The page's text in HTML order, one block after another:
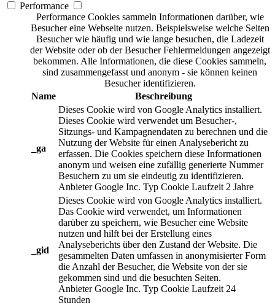
Performance
Performance Cookies sammeln Informationen darüber, wie
Besucher eine Webseite nutzen. Beispielsweise welche Seiten
Besucher wie häufig und wie lange besuchen, die Ladezeit
der Website oder ob der Besucher Fehlermeldungen angezeigt
bekommen. Alle Informationen, die diese Cookies sammeln,
sind zusammengefasst und anonym - sie können keinen
Besucher identifizieren.
Name
Beschreibung
_ga
Dieses Cookie wird von Google Analytics installiert.
Dieses Cookie wird verwendet um Besucher-,
Sitzungs- und Kampagnendaten zu berechnen und die
Nutzung der Website für einen Analysebericht zu
erfassen. Die Cookies speichern diese Informationen
anonym und weisen eine zufällig generierte Nummer
Besuchern zu um sie eindeutig zu identifizieren.
Anbieter Google Inc. Typ Cookie Laufzeit 2 Jahre
_gid
Dieses Cookie wird von Google Analytics installiert.
Das Cookie wird verwendet, um Informationen
darüber zu speichern, wie Besucher eine Website
nutzen und hilft bei der Erstellung eines
Analyseberichts über den Zustand der Website. Die
gesammelten Daten umfassen in anonymisierter Form
die Anzahl der Besucher, die Website von der sie
gekommen sind und die besuchten Seiten.
Anbieter Google Inc. Typ Cookie Laufzeit 24
Stunden